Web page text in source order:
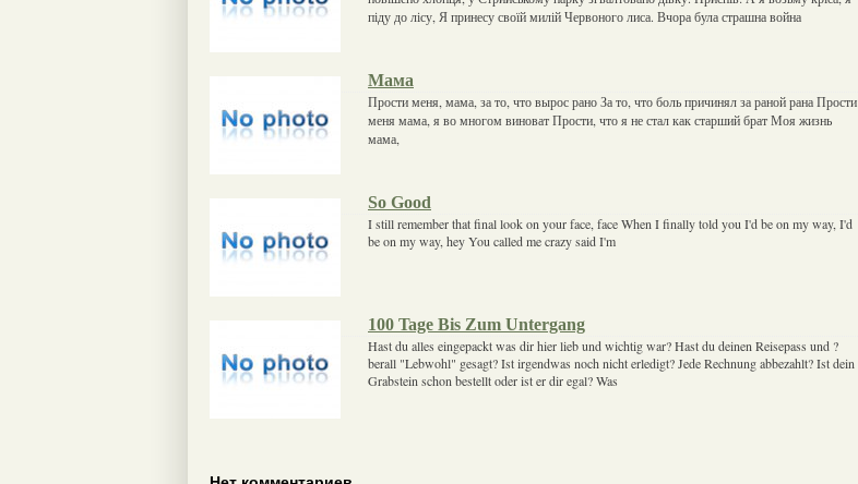
піду до лісу, Я принесу своїй милій Червоного лиса. Вчора була страшна война
Мама
Прости меня, мама, за то, что вырос рано За то, что боль причинял за раной рана Прости
меня мама, я во многом виноват Прости, что я не стал как старший брат Моя жизнь
мама,
So Good
I still remember that final look on your face, face When I finally told you I'd be on my way, I'd
be on my way, hey You called me crazy said I'm
100 Tage Bis Zum Untergang
Hast du alles eingepackt was dir hier lieb und wichtig war? Hast du deinen Reisepass und ?
berall "Lebwohl" gesagt? Ist irgendwas noch nicht erledigt? Jede Rechnung abbezahlt? Ist dein
Grabstein schon bestellt oder ist er dir egal? Was